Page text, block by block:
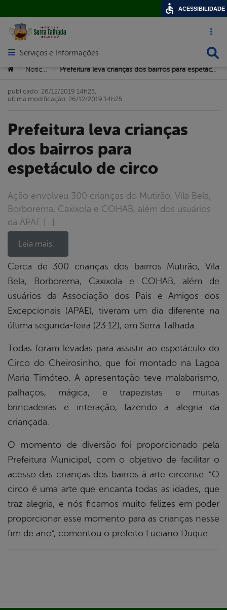
Acesso
Abrir menu principal de navegação
Serviços e Informações
Você está aqui:
> Notícias > Prefeitura leva crianças dos bairros para espetáculo de circo
Prefeitura leva crianças
dos bairros para
espetáculo de circo
Ação envolveu 300 crianças do Mutirão, Vila Bela,
Borborema, Caxixola e COHAB, além dos usuários
da APAE […]
Leia mais…
publicado: 26/12/2019 14h25,
última modificação: 26/12/2019 14h25
Cerca de 300 crianças dos bairros Mutirão, Vila
Bela, Borborema, Caxixola e COHAB, além de
usuários da Associação dos Pais e Amigos dos
Excepcionais (APAE), tiveram um dia diferente na
última segunda-feira (23.12), em Serra Talhada.
Todas foram levadas para assistir ao espetáculo do
Circo do Cheirosinho, que foi montado na Lagoa
Maria Timóteo. A apresentação teve malabarismo,
palhaços, mágica, e trapezistas e muitas
brincadeiras e interação, fazendo a alegria da
criançada.
O momento de diversão foi proporcionado pela
Prefeitura Municipal, com o objetivo de facilitar o
acesso das crianças dos bairros à arte circense. “O
circo é uma arte que encanta todas as idades, que
traz alegria, e nós ficamos muito felizes em poder
proporcionar esse momento para as crianças nesse
fim de ano”, comentou o prefeito Luciano Duque.
ACESSIBILIDADE